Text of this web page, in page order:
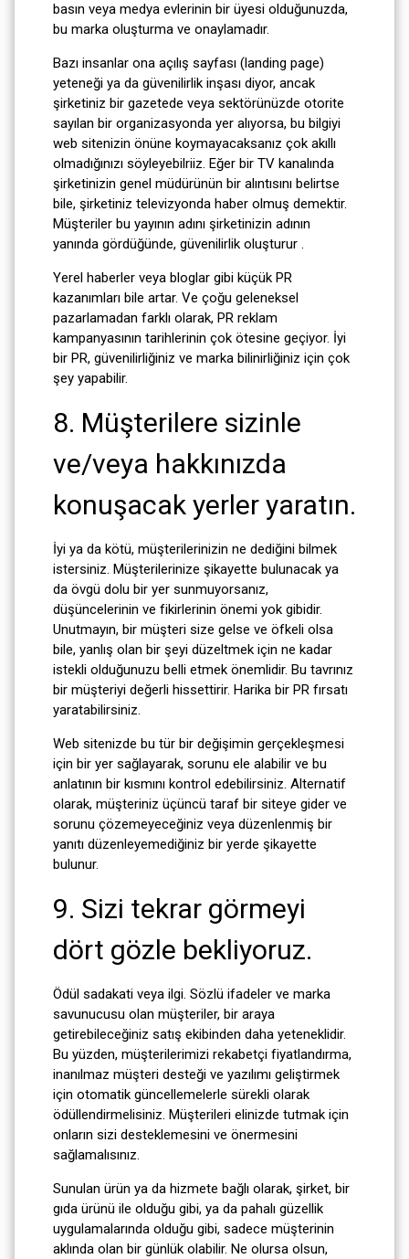
basın veya medya evlerinin bir üyesi olduğunuzda,
bu marka oluşturma ve onaylamadır.
Bazı insanlar ona açılış sayfası (landing page)
yeteneği ya da güvenilirlik inşası diyor, ancak
şirketiniz bir gazetede veya sektörünüzde otorite
sayılan bir organizasyonda yer alıyorsa, bu bilgiyi
web sitenizin önüne koymayacaksanız çok akıllı
olmadığınızı söyleyebilriiz. Eğer bir TV kanalında
şirketinizin genel müdürünün bir alıntısını belirtse
bile, şirketiniz televizyonda haber olmuş demektir.
Müşteriler bu yayının adını şirketinizin adının
yanında gördüğünde, güvenilirlik oluşturur .
Yerel haberler veya bloglar gibi küçük PR
kazanımları bile artar. Ve çoğu geleneksel
pazarlamadan farklı olarak, PR reklam
kampanyasının tarihlerinin çok ötesine geçiyor. İyi
bir PR, güvenilirliğiniz ve marka bilinirliğiniz için çok
şey yapabilir.
8. Müşterilere sizinle
ve/veya hakkınızda
konuşacak yerler yaratın.
İyi ya da kötü, müşterilerinizin ne dediğini bilmek
istersiniz. Müşterilerinize şikayette bulunacak ya
da övgü dolu bir yer sunmuyorsanız,
düşüncelerinin ve fikirlerinin önemi yok gibidir.
Unutmayın, bir müşteri size gelse ve öfkeli olsa
bile, yanlış olan bir şeyi düzeltmek için ne kadar
istekli olduğunuzu belli etmek önemlidir. Bu tavrınız
bir müşteriyi değerli hissettirir. Harika bir PR fırsatı
yaratabilirsiniz.
Web sitenizde bu tür bir değişimin gerçekleşmesi
için bir yer sağlayarak, sorunu ele alabilir ve bu
anlatının bir kısmını kontrol edebilirsiniz. Alternatif
olarak, müşteriniz üçüncü taraf bir siteye gider ve
sorunu çözemeyeceğiniz veya düzenlenmiş bir
yanıtı düzenleyemediğiniz bir yerde şikayette
bulunur.
9. Sizi tekrar görmeyi
dört gözle bekliyoruz.
Ödül sadakati veya ilgi. Sözlü ifadeler ve marka
savunucusu olan müşteriler, bir araya
getirebileceğiniz satış ekibinden daha yeteneklidir.
Bu yüzden, müşterilerimizi rekabetçi fiyatlandırma,
inanılmaz müşteri desteği ve yazılımı geliştirmek
için otomatik güncellemelerle sürekli olarak
ödüllendirmelisiniz. Müşterileri elinizde tutmak için
onların sizi desteklemesini ve önermesini
sağlamalısınız.
Sunulan ürün ya da hizmete bağlı olarak, şirket, bir
gıda ürünü ile olduğu gibi, ya da pahalı güzellik
uygulamalarında olduğu gibi, sadece müşterinin
aklında olan bir günlük olabilir. Ne olursa olsun,